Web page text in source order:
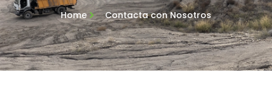
Home Contacta con Nosotros